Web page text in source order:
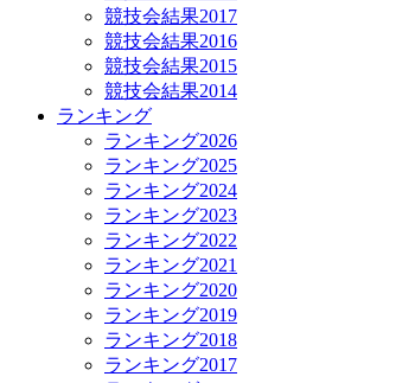
競技会結果2017
競技会結果2016
競技会結果2015
競技会結果2014
ランキング
ランキング2026
ランキング2025
ランキング2024
ランキング2023
ランキング2022
ランキング2021
ランキング2020
ランキング2019
ランキング2018
ランキング2017